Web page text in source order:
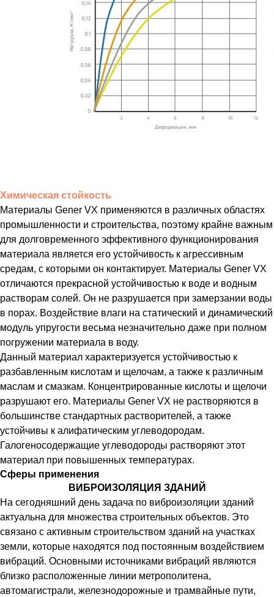
Химическая стойкость
Материалы Gener VX применяются в различных областях
промышленности и строительства, поэтому крайне важным
для долговременного эффективного функционирования
материала является его устойчивость к агрессивным
средам, с которыми он контактирует. Материалы Gener VX
отличаются прекрасной устойчивостью к воде и водным
растворам солей. Он не разрушается при замерзании воды
в порах. Воздействие влаги на статический и динамический
модуль упругости весьма незначительно даже при полном
погружении материала в воду.
Данный материал характеризуется устойчивостью к
разбавленным кислотам и щелочам, а также к различным
маслам и смазкам. Концентрированные кислоты и щелочи
разрушают его. Материалы Gener VX не растворяются в
большинстве стандартных растворителей, а также
устойчивы к алифатическим углеводородам.
Галогеносодержащие углеводороды растворяют этот
материал при повышенных температурах.
Сферы применения
ВИБРОИЗОЛЯЦИЯ ЗДАНИЙ
На сегодняшний день задача по виброизоляции зданий
актуальна для множества строительных объектов. Это
связано с активным строительством зданий на участках
земли, которые находятся под постоянным воздействием
вибраций. Основными источниками вибраций являются
близко расположенные линии метрополитена,
автомагистрали, железнодорожные и трамвайные пути,